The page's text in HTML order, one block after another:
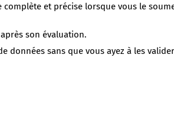
complète et précise lorsque vous le
son évaluation.
sans que vous ayez à les